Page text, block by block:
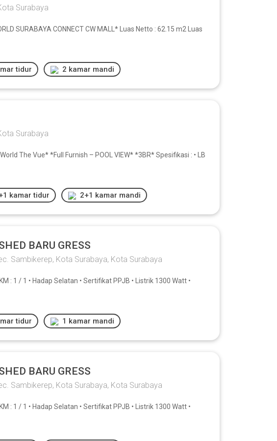
Surabaya
SURABAYA CONNECT CW MALL* Luas Netto : 62.15 m2 Luas
tidur 2 kamar mandi
Surabaya
The Vue* *Full Furnish – POOL VIEW* *3BR* Spesifikasi : • LB
kamar tidur 2+1 kamar mandi
BARU GRESS
Sambikerep, Kota Surabaya, Kota Surabaya
: 1 / 1 • Hadap Selatan • Sertifikat PPJB • Listrik 1300 Watt •
tidur 1 kamar mandi
BARU GRESS
Sambikerep, Kota Surabaya, Kota Surabaya
: 1 / 1 • Hadap Selatan • Sertifikat PPJB • Listrik 1300 Watt •